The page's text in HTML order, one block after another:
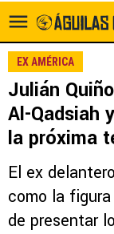
EX AMÉRICA
Julián
Al-Qadsiah
la próxima
El ex
como la
de presentar